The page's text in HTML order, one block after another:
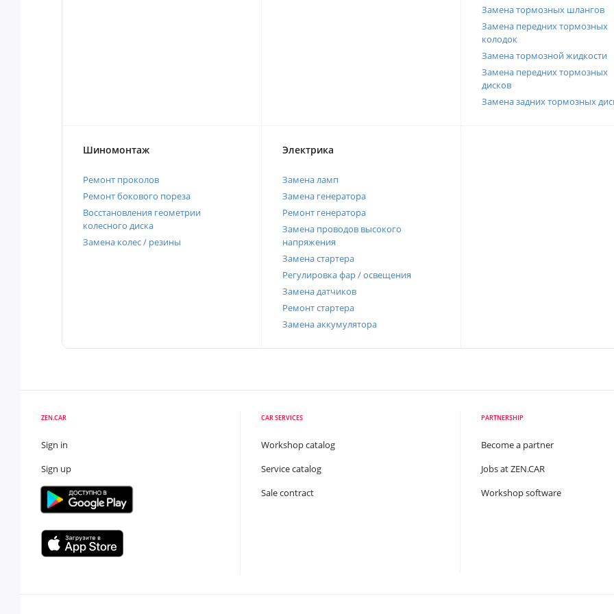
Замена тормозных шлангов
Замена передних тормозных
колодок
Замена тормозной жидкости
Замена передних тормозных
дисков
Замена задних тормозных
Шиномонтаж
Ремонт проколов
Ремонт бокового пореза
Восстановления геометрии
колесного диска
Замена колес / резины
Электрика
Замена ламп
Замена генератора
Ремонт генератора
Замена проводов высокого
напряжения
Замена стартера
Регулировка фар / освещения
Замена датчиков
Ремонт стартера
Замена аккумулятора
ZEN.CAR
Sign in
Sign up
CAR SERVICES
Workshop catalog
Service catalog
Sale contract
PARTNERSHIP
Become a partner
Jobs at ZEN.CAR
Workshop software